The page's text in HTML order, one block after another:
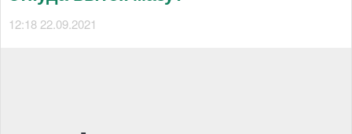
12:18 22.09.2021